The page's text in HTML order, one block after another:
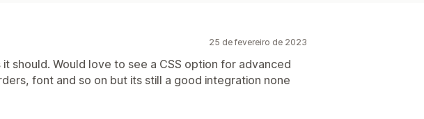
25 de fevereiro de 2023
should. Would love to see a CSS option for advanced
font and so on but its still a good integration none